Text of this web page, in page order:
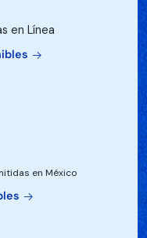
en Línea
en México